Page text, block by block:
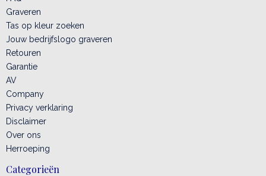
Graveren
Tas op kleur zoeken
Jouw bedrijfslogo graveren
Retouren
Garantie
AV
Company
Privacy verklaring
Disclaimer
Over ons
Herroeping
Categorieën